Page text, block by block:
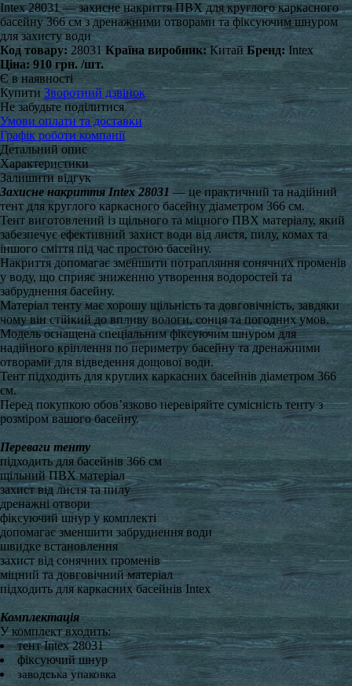
Intex 28031 — захисне накриття ПВХ для круглого каркасного
басейну 366 см з дренажними отворами та фіксуючим шнуром
для захисту води
Код товару:28031 Країна виробник: Китай Бренд: Intex
Ціна: 910 грн. /шт.
Є в наявності
Купити Зворотний дзвінок
Не забудьте поділитися
Умови оплати та доставки
Графік роботи компанії
Детальний опис
Характеристики
Залишити відгук
Захисне накриття Intex 28031 — це практичний та надійний
тент для круглого каркасного басейну діаметром 366 см.
Тент виготовлений із щільного та міцного ПВХ матеріалу, який
забезпечує ефективний захист води від листя, пилу, комах та
іншого сміття під час простою басейну.
Накриття допомагає зменшити потрапляння сонячних променів
у воду, що сприяє зниженню утворення водоростей та
забруднення басейну.
Матеріал тенту має хорошу щільність та довговічність, завдяки
чому він стійкий до впливу вологи, сонця та погодних умов.
Модель оснащена спеціальним фіксуючим шнуром для
надійного кріплення по периметру басейну та дренажними
отворами для відведення дощової води.
Тент підходить для круглих каркасних басейнів діаметром 366
см.
Перед покупкою обов’язково перевіряйте сумісність тенту з
розміром вашого басейну.
Переваги тенту
підходить для басейнів 366 см
щільний ПВХ матеріал
захист від листя та пилу
дренажні отвори
фіксуючий шнур у комплекті
допомагає зменшити забруднення води
швидке встановлення
захист від сонячних променів
міцний та довговічний матеріал
підходить для каркасних басейнів Intex
Комплектація
У комплект входить:
тент Intex 28031
фіксуючий шнур
заводська упаковка